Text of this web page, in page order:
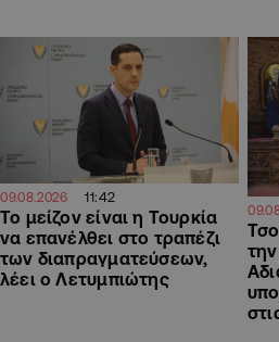
09.08.2026 11:42
Το μείζον είναι η Τουρκία
να επανέλθει στο τραπέζι
των διαπραγματεύσεων,
λέει ο Λετυμπιώτης